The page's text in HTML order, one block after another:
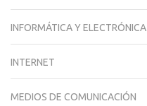
INFORMÁTICA Y ELECTRÓNICA
INTERNET
MEDIOS DE COMUNICACIÓN